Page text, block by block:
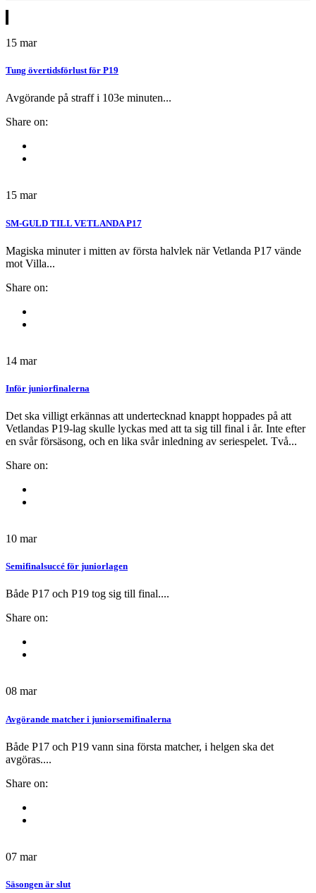
15 mar
Tung övertidsförlust för P19
Avgörande på straff i 103e minuten...
Share on:
15 mar
SM-GULD TILL VETLANDA P17
Magiska minuter i mitten av första halvlek när Vetlanda P17 vände
mot Villa...
Share on:
14 mar
Inför juniorfinalerna
Det ska villigt erkännas att undertecknad knappt hoppades på att
Vetlandas P19-lag skulle lyckas med att ta sig till final i år. Inte efter
en svår försäsong, och en lika svår inledning av seriespelet. Två...
Share on:
10 mar
Semifinalsuccé för juniorlagen
Både P17 och P19 tog sig till final....
Share on:
08 mar
Avgörande matcher i juniorsemifinalerna
Både P17 och P19 vann sina första matcher, i helgen ska det
avgöras....
Share on:
07 mar
Säsongen är slut